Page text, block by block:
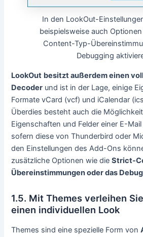
In den LookOut-
beispielsweise auch
Content-Typ-
Debugging
LookOut besitzt außerdem einen
Decoder und ist in der Lage, einige
Formate vCard (vcf) und iCalendar
Überdies besteht auch die
Eigenschaften und Felder einer E-
sofern diese von Thunderbird oder
den Einstellungen des Add-Ons
zusätzliche Optionen wie dieStrict-
Übereinstimmungen oder das
1.5. Mit Themes verleihen
einen individuellen Look
Themes sind eine spezielle Form von